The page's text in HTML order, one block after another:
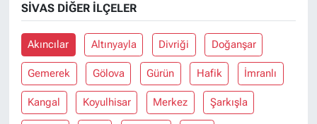
SIVAS DIĞER İLÇELER
Akıncılar Altınyayla Divriği Doğanşar
Gemerek Gölova Gürün Hafik İmranlı
Kangal Koyulhisar Merkez Şarkışla